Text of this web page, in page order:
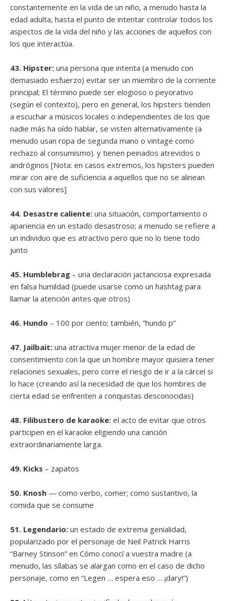
constantemente en la vida de un niño, a menudo hasta la
edad adulta, hasta el punto de intentar controlar todos los
aspectos de la vida del niño y las acciones de aquellos con
los que interactúa.
43. Hipster: una persona que intenta (a menudo con
demasiado esfuerzo) evitar ser un miembro de la corriente
principal; El término puede ser elogioso o peyorativo
(según el contexto), pero en general, los hipsters tienden
a escuchar a músicos locales o independientes de los que
nadie más ha oído hablar, se visten alternativamente (a
menudo usan ropa de segunda mano o vintage como
rechazo al consumismo). y tienen peinados atrevidos o
andróginos [Nota: en casos extremos, los hipsters pueden
mirar con aire de suficiencia a aquellos que no se alinean
con sus valores]
44. Desastre caliente: una situación, comportamiento o
apariencia en un estado desastroso; a menudo se refiere a
un individuo que es atractivo pero que no lo tiene todo
junto
45. Humblebrag – una declaración jactanciosa expresada
en falsa humildad (puede usarse como un hashtag para
llamar la atención antes que otros)
46. ​​Hundo – 100 por ciento; también, “hundo p”
47. Jailbait: una atractiva mujer menor de la edad de
consentimiento con la que un hombre mayor quisiera tener
relaciones sexuales, pero corre el riesgo de ir a la cárcel si
lo hace (creando así la necesidad de que los hombres de
cierta edad se enfrenten a conquistas desconocidas)
48. Filibustero de karaoke: el acto de evitar que otros
participen en el karaoke eligiendo una canción
extraordinariamente larga.
49. Kicks – zapatos
50. Knosh — como verbo, comer; como sustantivo, la
comida que se consume
51. Legendario: un estado de extrema genialidad,
popularizado por el personaje de Neil Patrick Harris
“Barney Stinson” en Cómo conocí a vuestra madre (a
menudo, las sílabas se alargan como en el caso de dicho
personaje, como en “Legen … espera eso … ¡dary!”)